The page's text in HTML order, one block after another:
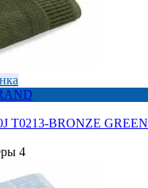
T0213-BRONZE GREEN
4